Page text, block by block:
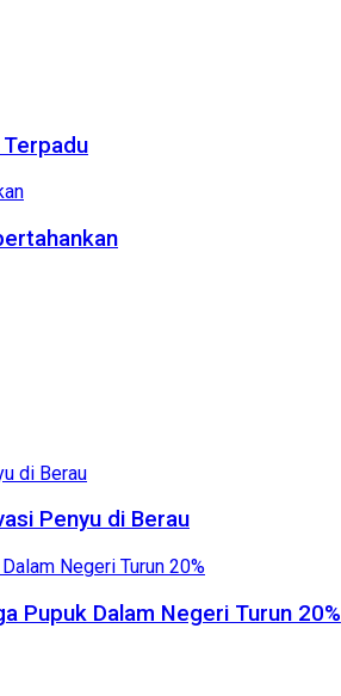
Penyu di Berau
Pupuk Dalam Negeri Turun 20%